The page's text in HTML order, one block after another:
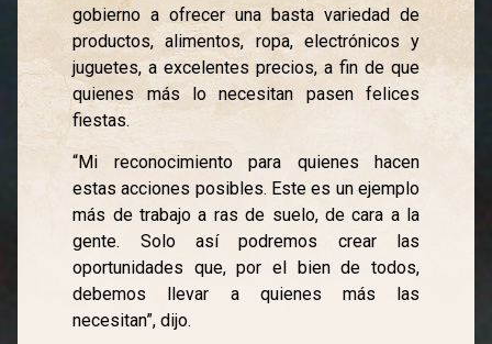
gobierno a ofrecer una basta variedad de
productos, alimentos, ropa, electrónicos y
juguetes, a excelentes precios, a fin de que
quienes más lo necesitan pasen felices
fiestas.
“Mi reconocimiento para quienes hacen
estas acciones posibles. Este es un ejemplo
más de trabajo a ras de suelo, de cara a la
gente. Solo así podremos crear las
oportunidades que, por el bien de todos,
debemos llevar a quienes más las
necesitan”, dijo.